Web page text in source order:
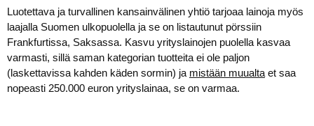
Luotettava ja turvallinen kansainvälinen yhtiö tarjoaa lainoja myös
laajalla Suomen ulkopuolella ja se on listautunut pörssiin
Frankfurtissa, Saksassa. Kasvu yrityslainojen puolella kasvaa
varmasti, sillä saman kategorian tuotteita ei ole paljon
(laskettavissa kahden käden sormin) ja mistään muualta et saa
nopeasti 250.000 euron yrityslainaa, se on varmaa.